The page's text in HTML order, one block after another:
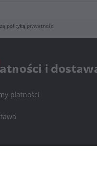
polityką prywatności
i
płatności